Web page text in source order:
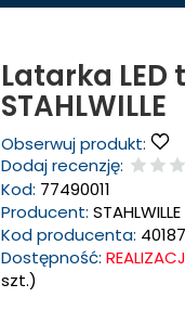
Latarka LED
STAHLWILLE
Obserwuj produkt:
Dodaj recenzję:
Kod: 77490011
Producent: STAHLWILLE
Kod producenta:
Dostępność:
szt.)